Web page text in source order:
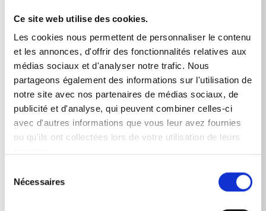
Ce site web utilise des cookies.
Les cookies nous permettent de personnaliser le contenu
et les annonces, d'offrir des fonctionnalités relatives aux
médias sociaux et d'analyser notre trafic. Nous
partageons également des informations sur l'utilisation de
notre site avec nos partenaires de médias sociaux, de
publicité et d'analyse, qui peuvent combiner celles-ci
avec d'autres informations que vous leur avez fournies
ou qu'ils ont collectées lors de votre utilisation de leurs
Nécessaires
Pression de service max
Round Cleaner UFO long Acier inoxydable 210 bar
Diamètre ø
Round Cleaner UFO long Acier inoxydable 350mm